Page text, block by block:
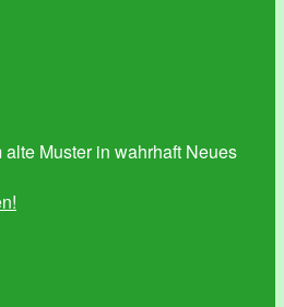
Muster in wahrhaft Neues